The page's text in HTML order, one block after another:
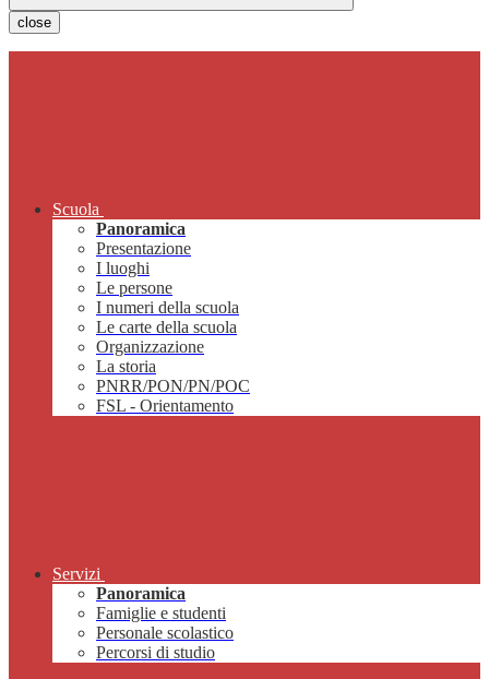
close
Scuola
Panoramica
Presentazione
I luoghi
Le persone
I numeri della scuola
Le carte della scuola
Organizzazione
La storia
PNRR/PON/PN/POC
FSL - Orientamento
Servizi
Panoramica
Famiglie e studenti
Personale scolastico
Percorsi di studio